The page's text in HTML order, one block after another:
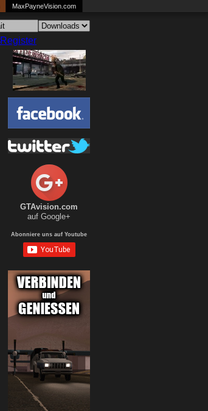
MaxPayneVision.com
GTAvision.com
auf Google+
Abonniere uns auf Youtube